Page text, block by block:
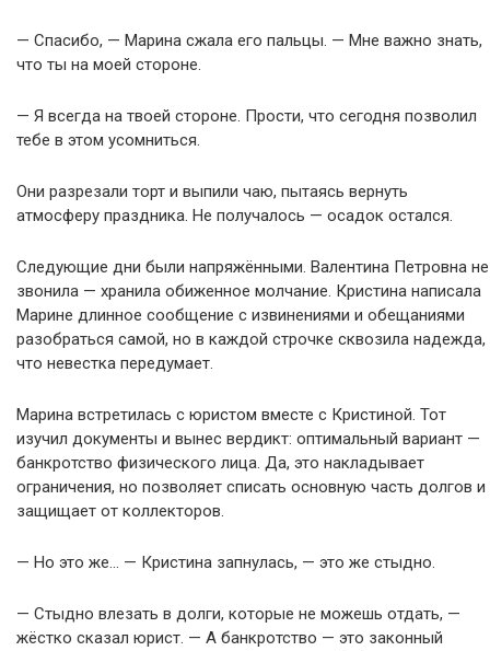
— Спасибо, — Марина сжала его пальцы. — Мне важно знать,
что ты на моей стороне.
— Я всегда на твоей стороне. Прости, что сегодня позволил
тебе в этом усомниться.
Они разрезали торт и выпили чаю, пытаясь вернуть
атмосферу праздника. Не получалось — осадок остался.
Следующие дни были напряжёнными. Валентина Петровна не
звонила — хранила обиженное молчание. Кристина написала
Марине длинное сообщение с извинениями и обещаниями
разобраться самой, но в каждой строчке сквозила надежда,
что невестка передумает.
Марина встретилась с юристом вместе с Кристиной. Тот
изучил документы и вынес вердикт: оптимальный вариант —
банкротство физического лица. Да, это накладывает
ограничения, но позволяет списать основную часть долгов и
защищает от коллекторов.
— Но это же… — Кристина запнулась, — это же стыдно.
— Стыдно влезать в долги, которые не можешь отдать, —
жёстко сказал юрист. — А банкротство — это законный